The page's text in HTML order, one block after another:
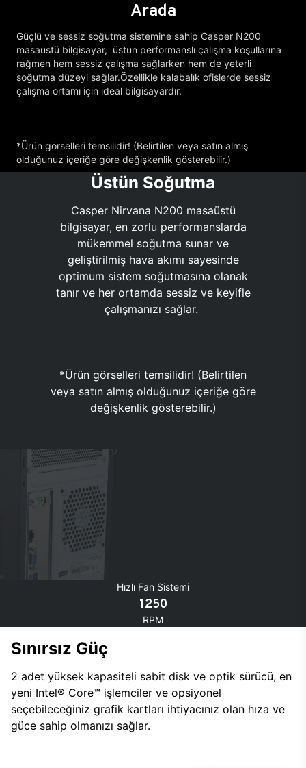
Arada
Güçlü ve sessiz soğutma sistemine sahip Casper N200
masaüstü bilgisayar, üstün performanslı çalışma koşullarına
rağmen hem sessiz çalışma sağlarken hem de yeterli
soğutma düzeyi sağlar.Özellikle kalabalık ofislerde sessiz
çalışma ortamı için ideal bilgisayardır.
*Ürün görselleri temsilidir! (Belirtilen veya satın almış
olduğunuz içeriğe göre değişkenlik gösterebilir.)
Üstün Soğutma
Casper Nirvana N200 masaüstü
bilgisayar, en zorlu performanslarda
mükemmel soğutma sunar ve
geliştirilmiş hava akımı sayesinde
optimum sistem soğutmasına olanak
tanır ve her ortamda sessiz ve keyifle
çalışmanızı sağlar.
*Ürün görselleri temsilidir! (Belirtilen
veya satın almış olduğunuz içeriğe göre
değişkenlik gösterebilir.)
Hızlı Fan Sistemi
1250
RPM
Sınırsız Güç
2 adet yüksek kapasiteli sabit disk ve optik sürücü, en
yeni Intel® Core™ işlemciler ve opsiyonel
seçebileceğiniz grafik kartları ihtiyacınız olan hıza ve
güce sahip olmanızı sağlar.